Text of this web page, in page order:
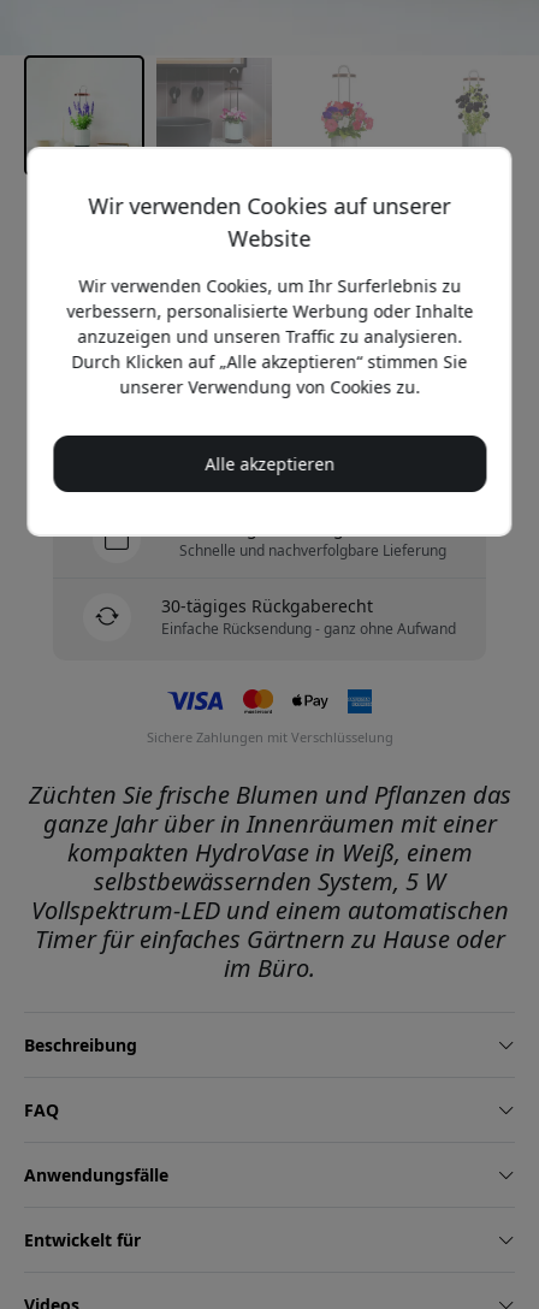
Empfohlener Preis
69.99 EUR
Jetzt kaufen
Auf Lager - versandbereit
Keine versteckten Gebühren
Schnelle und nachverfolgbare Lieferung
30-tägiges Rückgaberecht
Einfache Rücksendung - ganz ohne Aufwand
Sichere Zahlungen mit Verschlüsselung
Züchten Sie frische Blumen und Pflanzen das
ganze Jahr über in Innenräumen mit einer
kompakten HydroVase in Weiß, einem
selbstbewässernden System, 5 W
Vollspektrum-LED und einem automatischen
Timer für einfaches Gärtnern zu Hause oder
im Büro.
Beschreibung
FAQ
Anwendungsfälle
Entwickelt für
Wir verwenden Cookies auf unserer
Website
Wir verwenden Cookies, um Ihr Surferlebnis zu
verbessern, personalisierte Werbung oder Inhalte
anzuzeigen und unseren Traffic zu analysieren.
Durch Klicken auf „Alle akzeptieren“ stimmen Sie
unserer Verwendung von Cookies zu.
Alle akzeptieren